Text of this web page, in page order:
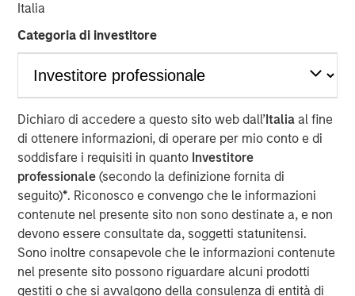
Italia
Categoria di investitore
Dichiaro di accedere a questo sito web dall’Italia al fine
di ottenere informazioni, di operare per mio conto e di
soddisfare i requisiti in quanto Investitore
professionale(secondo la definizione fornita di
seguito)*. Riconosco e convengo che le informazioni
contenute nel presente sito non sono destinate a, e non
devono essere consultate da, soggetti statunitensi.
Sono inoltre consapevole che le informazioni contenute
nel presente sito possono riguardare alcuni prodotti
gestiti o che si avvalgono della consulenza di entità di
closed on approximately $400 million of capital
commitments for North Haven Expansion Equity LP and
its related funds (collectively, “Expansion Equity” or the
“Fund”), exceeding its original fundraising target capital
will focus on identifying later-stage private companies in
technology and other high growth sectors, including
consumer, healthcare and media, and will build on the
success of the seven prior Morgan Stanley private growth
equity funds.
“We are pleased to have the continued support of our
investors for our long established private growth equity
strategy,” said David N. Miller, Head of Private Credit and
Equity for Morgan Stanley Investment Management. “The